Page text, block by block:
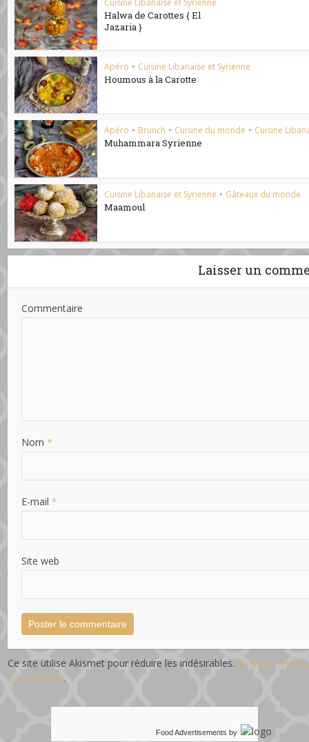
Halwa de Carottes { El
Jazaria }
Apéro • Cuisine Libanaise et Syrienne
Houmous à la Carotte
Apéro • Brunch • Cuisine du monde • Cuisine
Muhammara Syrienne
Cuisine Libanaise et Syrienne • Gâteaux du monde
Maamoul
Laisser un
Commentaire
Nom*
E-mail*
Site web
Ce site utilise Akismet pour réduire les indésirables. En savoir plus
sont traitées.
Food Advertisements by